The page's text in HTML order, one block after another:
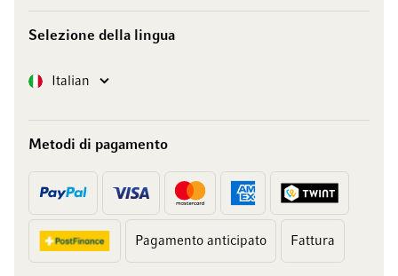
Selezione della lingua
Lingua Italian
Metodi di pagamento
Pagamento anticipato Fattura